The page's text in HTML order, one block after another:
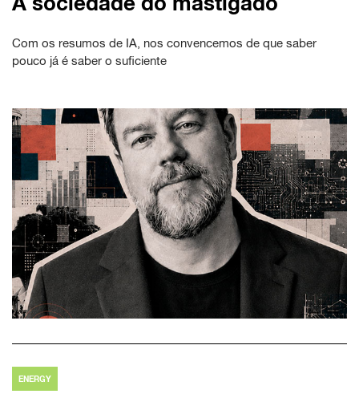
Com os resumos de IA, nos convencemos de que saber
pouco já é saber o suficiente
ENERGY